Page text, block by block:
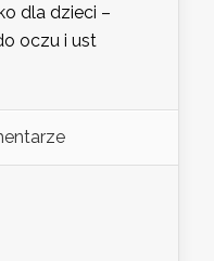
dla dzieci –
oczu i ust